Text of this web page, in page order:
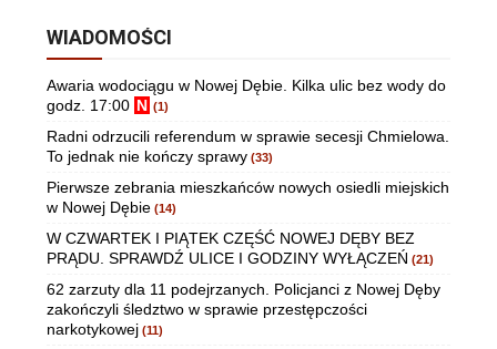
WIADOMOŚCI
Awaria wodociągu w Nowej Dębie. Kilka ulic bez wody do
godz. 17:00 N (1)
Radni odrzucili referendum w sprawie secesji Chmielowa.
To jednak nie kończy sprawy (33)
Pierwsze zebrania mieszkańców nowych osiedli miejskich
w Nowej Dębie (14)
W CZWARTEK I PIĄTEK CZĘŚĆ NOWEJ DĘBY BEZ
PRĄDU. SPRAWDŹ ULICE I GODZINY WYŁĄCZEŃ (21)
62 zarzuty dla 11 podejrzanych. Policjanci z Nowej Dęby
zakończyli śledztwo w sprawie przestępczości
narkotykowej (11)